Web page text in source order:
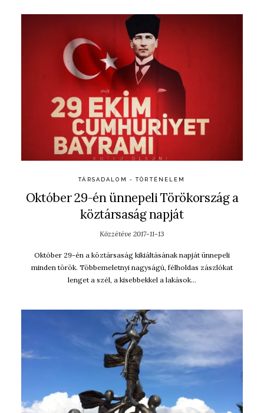
TÁRSADALOM - TÖRTÉNELEM
Október 29-én ünnepeli Törökország a
köztársaság napját
Közzétéve 2017-11-13
Október 29-én a köztársaság kikiáltásának napját ünnepeli
minden török. Többemeletnyi nagyságú, félholdas zászlókat
lenget a szél, a kisebbekkel a lakások…